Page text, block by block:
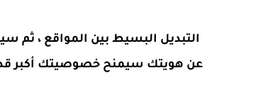
عن هويتك سيمنح خصوصيتك أكبر